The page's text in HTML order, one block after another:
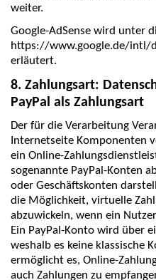
weiter.
Google-AdSense wird unter
https://www.google.de/intl/
erläutert.
8. Zahlungsart:
PayPal als Zahlungsart
Der für die Verarbeitung
Internetseite Komponenten
ein Online-
sogenannte PayPal-Konten
oder Geschäftskonten
die Möglichkeit, virtuelle
abzuwickeln, wenn ein
Ein PayPal-Konto wird über
weshalb es keine klassische
ermöglicht es, Online-
auch Zahlungen zu